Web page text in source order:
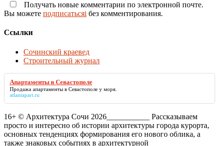
Получать новые комментарии по электронной почте.
Вы можете подписатьсяi без комментирования.
Ссылки
Сочинский краевед
Строительный журнал
Апартаменты в Севастополе
Продажа апартаменты в Севастополеу моря.
atlantapart.ru
16+ © Архитектура Сочи 2026___________ Рассказываем
просто и интересно об истории архитектуры города курорта,
основных тенденциях формирования его нового облика, а
также знаковых событиях в архитектурной